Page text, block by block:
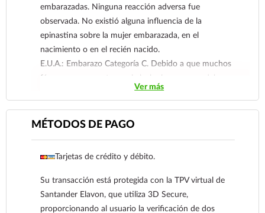
embarazadas. Ninguna reacción adversa fue
observada. No existió alguna influencia de la
epinastina sobre la mujer embarazada, en el
nacimiento o en el recién nacido.
E.U.A.: Embarazo Categoría C. Debido a que muchos
fármacos se excretan en la leche humana, se debe
tener precaución cuando la solución oftálmica
de lactancia.
ELESTAT® debe utilizarse durante el embarazo sólo si
el beneficio potencial para la madre justifica el riesgo
potencial para el feto.
Ver más
MÉTODOS DE PAGO
Tarjetas de crédito y débito.
Su transacción está protegida con la TPV virtual de
Santander Elavon, que utiliza 3D Secure,
proporcionando al usuario la verificación de dos